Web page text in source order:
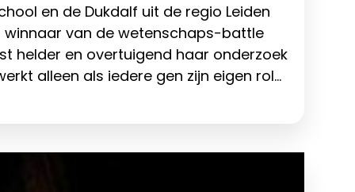
en de Dukdalf uit de regio Leiden
winnaar van de wetenschaps-battle
helder en overtuigend haar onderzoek
alleen als iedere gen zijn eigen rol